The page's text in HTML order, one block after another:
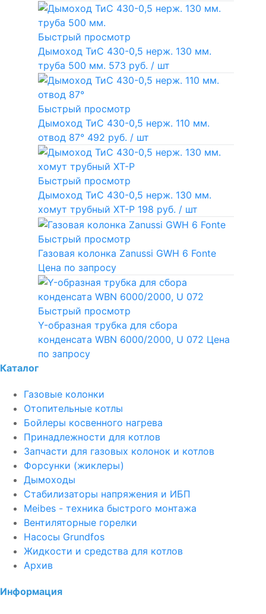
Быстрый просмотр
Дымоход ТиС 430-0,5 нерж. 130 мм.
труба 500 мм. 573 руб. / шт
Быстрый просмотр
Дымоход ТиС 430-0,5 нерж. 110 мм.
отвод 87° 492 руб. / шт
Быстрый просмотр
Дымоход ТиС 430-0,5 нерж. 130 мм.
хомут трубный ХТ-Р 198 руб. / шт
Быстрый просмотр
Газовая колонка Zanussi GWH 6 Fonte
Цена по запросу
Быстрый просмотр
Y-образная трубка для сбора
конденсата WBN 6000/2000, U 072 Цена
по запросу
Каталог
Газовые колонки
Отопительные котлы
Бойлеры косвенного нагрева
Принадлежности для котлов
Запчасти для газовых колонок и котлов
Форсунки (жиклеры)
Дымоходы
Стабилизаторы напряжения и ИБП
Meibes - техника быстрого монтажа
Вентиляторные горелки
Насосы Grundfos
Жидкости и средства для котлов
Архив
Информация